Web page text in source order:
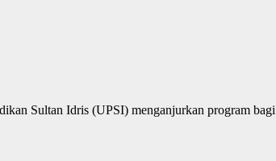
Sultan Idris (UPSI) menganjurkan program